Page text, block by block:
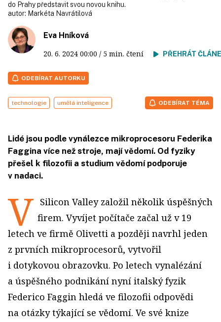
do Prahy představit svou novou knihu.
autor: Markéta Navrátilová
Eva Hníková
20. 6. 2024 00:00 / 5 min. čtení PŘEHRÁT
ODEBÍRAT AUTORKU
technologie umělá inteligence ODEBÍRAT TÉMA
Lidé jsou podle vynálezce mikroprocesoru Federika
Faggina více než stroje, mají vědomí. Od fyziky
přešel k filozofii a studium vědomí podporuje
v nadaci.
V Silicon Valley založil několik úspěšných
firem. Vyvíjet počítače začal už v 19
letech ve firmě Olivetti a později navrhl jeden
z prvních mikroprocesorů, vytvořil
i dotykovou obrazovku. Po letech vynalézání
a úspěšného podnikání nyní italský fyzik
Federico Faggin hledá ve filozofii odpovědi
na otázky týkající se vědomí. Ve své knize